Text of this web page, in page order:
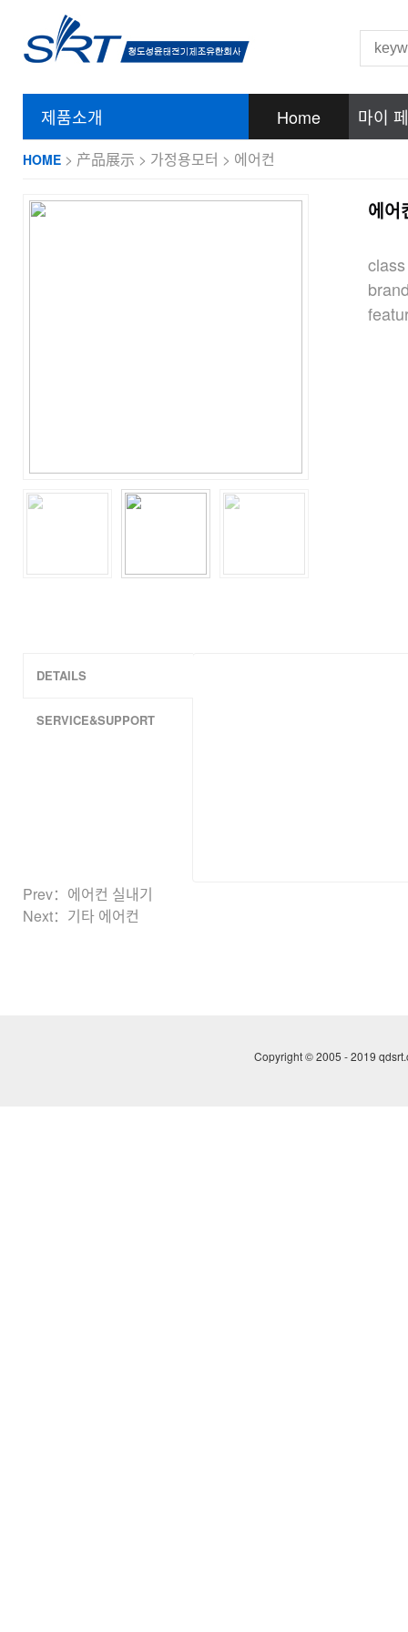
제품소개 Home 마이
HOME > 产品展示 > 가정용모터 > 에어컨
에어
DETAILS
SERVICE&SUPPORT
Prev： 에어컨 실내기
Next： 기타 에어컨
Copyright © 2005 - 2019